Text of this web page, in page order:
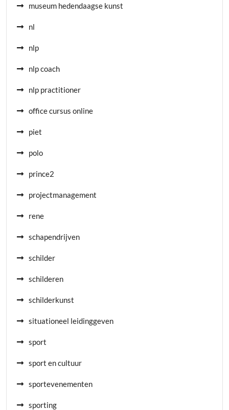
museum hedendaagse kunst
nl
nlp
nlp coach
nlp practitioner
office cursus online
piet
polo
prince2
projectmanagement
rene
schapendrijven
schilder
schilderen
schilderkunst
situationeel leidinggeven
sport
sport en cultuur
sportevenementen
sporting